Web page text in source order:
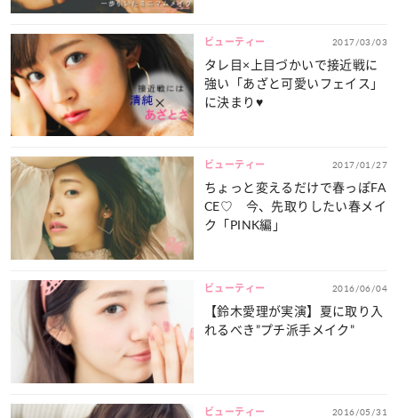
ビューティー 2017/03/03
タレ目×上目づかいで接近戦に
強い「あざと可愛いフェイス」
に決まり♥
ビューティー 2017/01/27
ちょっと変えるだけで春っぽFA
CE♡ 今、先取りしたい春メイ
ク「PINK編」
ビューティー 2016/06/04
【鈴木愛理が実演】夏に取り入
れるべき”プチ派手メイク”
ビューティー 2016/05/31